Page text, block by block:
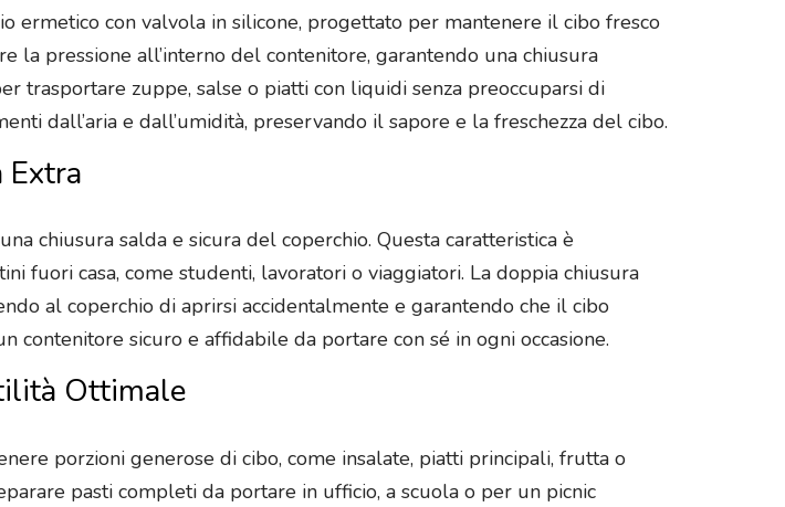
ermetico con valvola in silicone, progettato per mantenere il cibo fresco
la pressione all’interno del contenitore, garantendo una chiusura
trasportare zuppe, salse o piatti con liquidi senza preoccuparsi di
dall’aria e dall’umidità, preservando il sapore e la freschezza del cibo.
Extra
chiusura salda e sicura del coperchio. Questa caratteristica è
fuori casa, come studenti, lavoratori o viaggiatori. La doppia chiusura
al coperchio di aprirsi accidentalmente e garantendo che il cibo
contenitore sicuro e affidabile da portare con sé in ogni occasione.
Ottimale
porzioni generose di cibo, come insalate, piatti principali, frutta o
pasti completi da portare in ufficio, a scuola o per un picnic